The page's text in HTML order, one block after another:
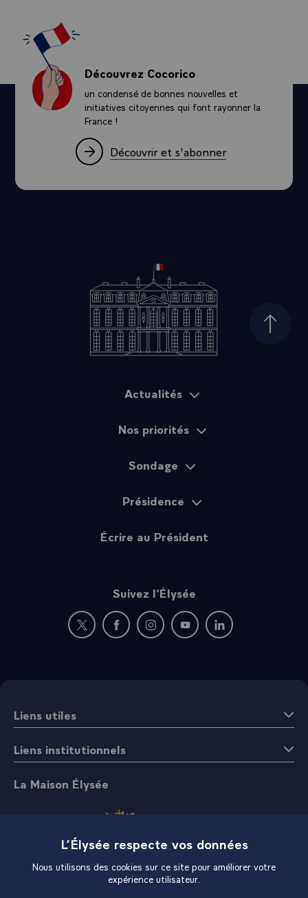
Découvrez Cocorico
un condensé de bonnes nouvelles et
initiatives citoyennes qui font rayonner la
France !
Découvrir et s'abonner
Haut
Actualités
Nos priorités
Sondage
Présidence
Écrire au Président
Suivez l’Élysée
Nouvelle fenêtre : rejoignez-nous sur Twitter
Nouvelle fenêtre : rejoignez-nous sur
Nouvelle fenêtre : rejoignez-nous
Nouvelle fenêtre :
Nouvelle fenêtre :
Liens utiles
Liens institutionnels
La Maison Élysée
L’Élysée respecte vos données
Nous utilisons des cookies sur ce site pour améliorer votre
expérience utilisateur.